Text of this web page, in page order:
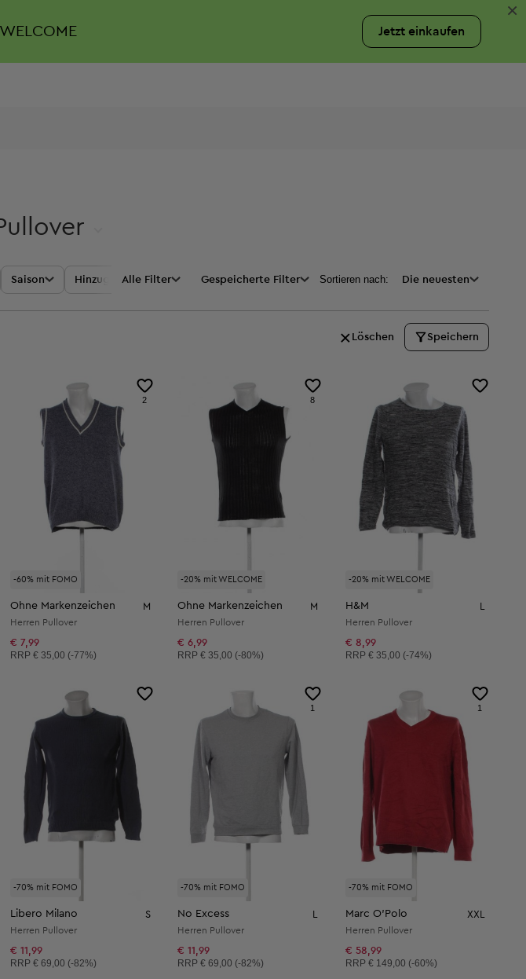
Jetzt einkaufen
×
Saison Hinzugefügt Aktionen Preis
Alle Filter Gespeicherte Filter Sortieren nach: Die neuesten
Löschen Speichern
-60% mit FOMO
2
Ohne Markenzeichen M
Herren Pullover
€ 7,99
Unverbindliche Preisempfehlung:
RRP € 35,00 (-77%)
-20% mit WELCOME
8
Ohne Markenzeichen M
Herren Pullover
€ 6,99
Unverbindliche Preisempfehlung:
RRP€ 35,00 (-80%)
-20% mit WELCOME
H&M
Herren Pullover
€ 8,99
Unverbindliche Preisempfehlung:
RRP € 35,00 (-74%)
-70% mit FOMO
Libero Milano S
Herren Pullover
€ 11,99
Unverbindliche Preisempfehlung:
RRP € 69,00 (-82%)
-70% mit FOMO
1
No Excess
Herren Pullover
€ 11,99
Unverbindliche Preisempfehlung:
RRP€ 69,00 (-82%)
-70% mit FOMO
1
Marc O'Polo XXL
Herren Pullover
€ 58,99
Unverbindliche Preisempfehlung:
RRP € 149,00 (-60%)